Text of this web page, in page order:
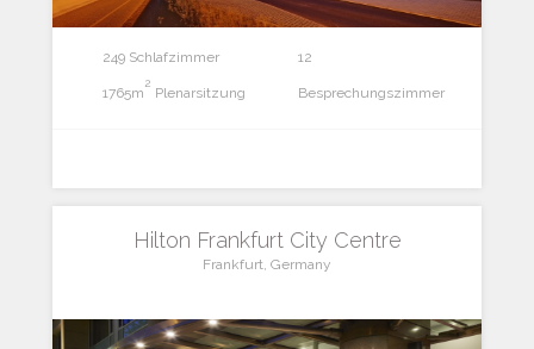
249 Schlafzimmer 12
Besprechungszimmer
1765m
2
Plenarsitzung
Hilton Frankfurt City Centre
Frankfurt, Germany